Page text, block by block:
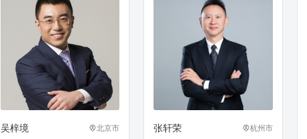
吴梓境 北京市 张轩荣 杭州市